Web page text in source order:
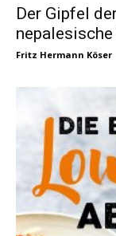
Der Gipfel
nepalesische
Fritz Hermann Köser